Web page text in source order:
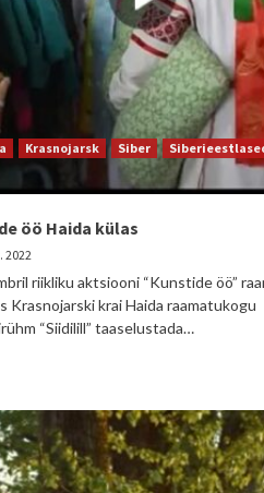
Krasnojarsk Siber
öö Haida külas
2022
riikliku aktsiooni “Kunstide öö”
Krasnojarski krai Haida raamatukogu
“Siidilill” taaselustada…